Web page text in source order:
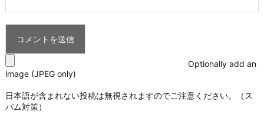
Optionally add an
image (JPEG only)
日本語が含まれない投稿は無視されますのでご注意ください。（ス
パム対策）